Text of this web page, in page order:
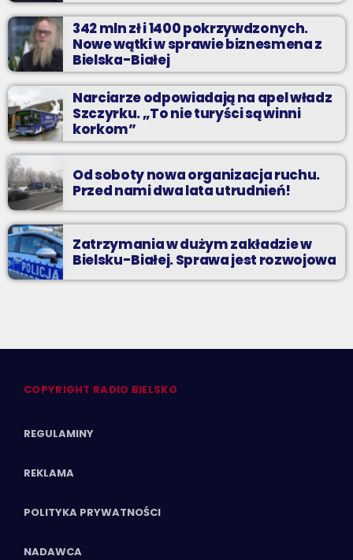
342 mln zł i 1400 pokrzywdzonych.
Nowe wątki w sprawie biznesmena z
Bielska-Białej
Narciarze odpowiadają na apel władz
Szczyrku. „To nie turyści są winni
korkom”
Od soboty nowa organizacja ruchu.
Przed nami dwa lata utrudnień!
Zatrzymania w dużym zakładzie w
Bielsku-Białej. Sprawa jest rozwojowa
COPYRIGHT RADIO BIELSKO
REGULAMINY
REKLAMA
POLITYKA PRYWATNOŚCI
NADAWCA